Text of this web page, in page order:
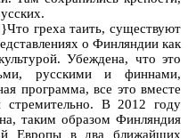
греха таить, существуют
о Финляндии как
Убеждена, что это
русскими и финнами,
программа, все это вместе
стремительно. В 2012 году
таким образом Финляндия
Европы в два ближайших